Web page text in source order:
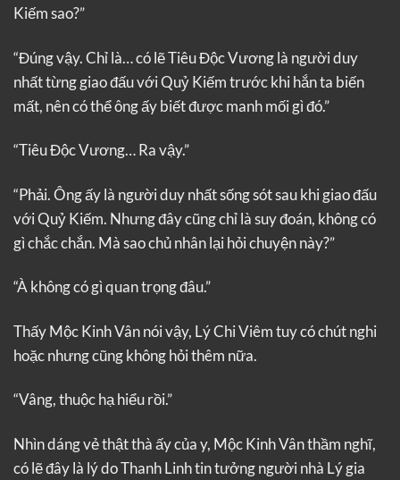
Kiếm sao?”
“Đúng vậy. Chỉ là… có lẽ Tiêu Độc Vương là người duy
nhất từng giao đấu với Quỷ Kiếm trước khi hắn ta biến
mất, nên có thể ông ấy biết được manh mối gì đó.”
“Tiêu Độc Vương… Ra vậy.”
“Phải. Ông ấy là người duy nhất sống sót sau khi giao đấu
với Quỷ Kiếm. Nhưng đây cũng chỉ là suy đoán, không có
gì chắc chắn. Mà sao chủ nhân lại hỏi chuyện này?”
“À không có gì quan trọng đâu.”
Thấy Mộc Kinh Vân nói vậy, Lý Chi Viêm tuy có chút nghi
hoặc nhưng cũng không hỏi thêm nữa.
“Vâng, thuộc hạ hiểu rồi.”
Nhìn dáng vẻ thật thà ấy của y, Mộc Kinh Vân thầm nghĩ,
có lẽ đây là lý do Thanh Linh tin tưởng người nhà Lý gia